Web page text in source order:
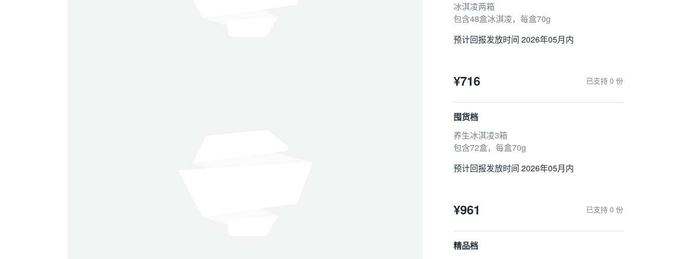
冰淇凌两箱
包含48盒冰淇凌，每盒70g
预计回报发放时间 2026年05月内
¥716 已支持 0 份
囤货档
养生冰淇凌3箱
包含72盒，每盒70g
预计回报发放时间 2026年05月内
¥961 已支持 0 份
精品档